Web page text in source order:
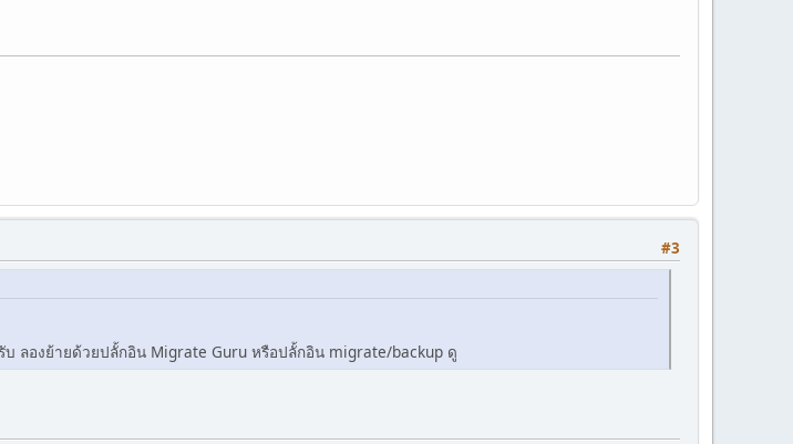
#3
ลองย้ายด้วยปลั้กอิน Migrate Guru หรือปลั้กอิน migrate/backup ดู